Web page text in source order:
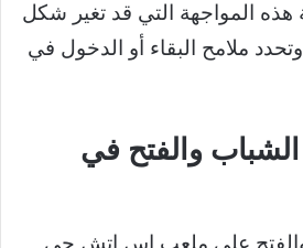
هذه المواجهة التي قد تغير شكل
ملامح البقاء أو الدخول في
والفتح في